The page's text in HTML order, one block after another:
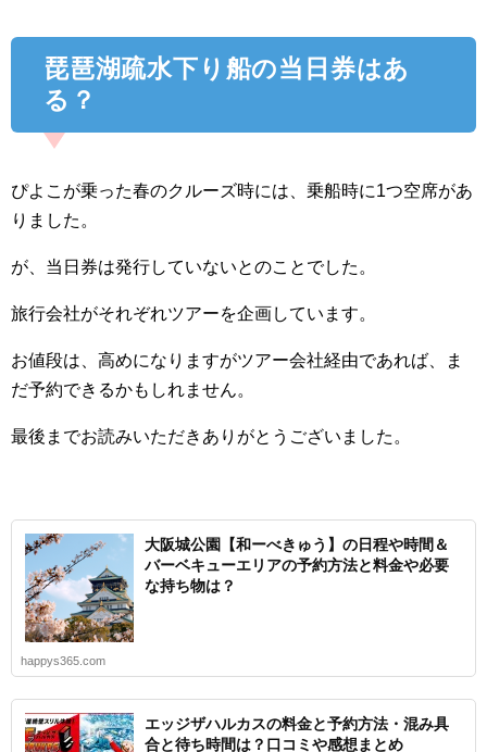
琵琶湖疏水下り船の当日券はあ
る？
ぴよこが乗った春のクルーズ時には、乗船時に1つ空席があ
りました。
が、当日券は発行していないとのことでした。
旅行会社がそれぞれツアーを企画しています。
お値段は、高めになりますがツアー会社経由であれば、ま
だ予約できるかもしれません。
最後までお読みいただきありがとうございました。
大阪城公園【和ーべきゅう】の日程や時間＆
バーベキューエリアの予約方法と料金や必要
な持ち物は？
happys365.com
エッジザハルカスの料金と予約方法・混み具
合と待ち時間は？口コミや感想まとめ